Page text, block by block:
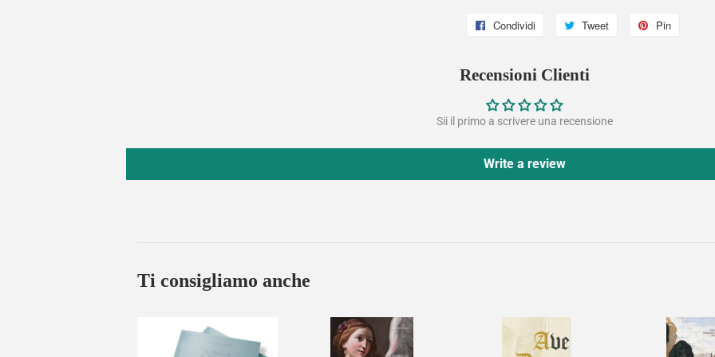
Condividi
Condividi
Facebook
Tweet
Twitta
Pin
Recensioni Clienti
Sii il primo a scrivere una recensione
Write a review
Ti consigliamo anche